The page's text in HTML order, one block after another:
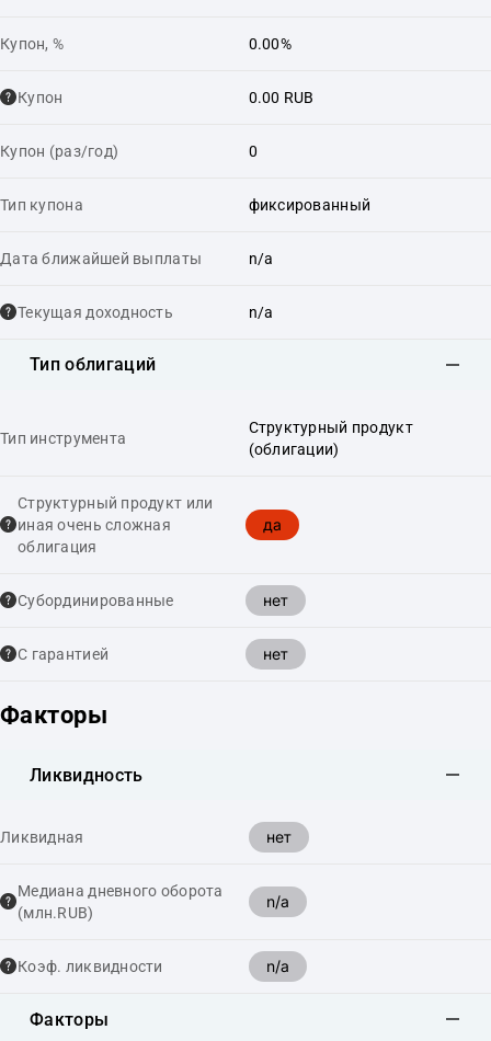
Купон, % 0.00%
Купон 0.00 RUB
Купон (раз/год) 0
Тип купона фиксированный
Дата ближайшей выплаты n/a
Текущая доходность n/a
Тип облигаций
Тип инструмента
Структурный продукт
(облигации)
Структурный продукт или
иная очень сложная
облигация
да
Cубординированные нет
С гарантией нет
Факторы
Ликвидность
Ликвидная нет
Медиана дневного оборота
(млн.RUB)
n/a
Коэф. ликвидности n/a
Факторы